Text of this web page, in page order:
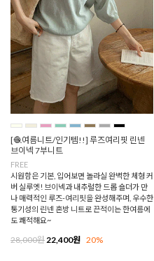
[🧶여름니트/인기템!!] 루즈여리핏 린넨
브이넥 7부니트
FREE
시원함은 기본, 입어보면 놀라실 완벽한 체형 커
버 실루엣! 브이넥과 내추럴한 드롭 숄더가 만
나 매력적인 루즈-여리핏을 완성해주며, 우수한
통기성의 린넨 혼방 니트로 끈적이는 한여름에
도 쾌적해요~
28,000원 22,400원 20%